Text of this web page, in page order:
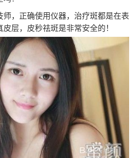
师，正确使用仪器，治疗斑都是在表
层，皮秒祛斑是非常安全的！